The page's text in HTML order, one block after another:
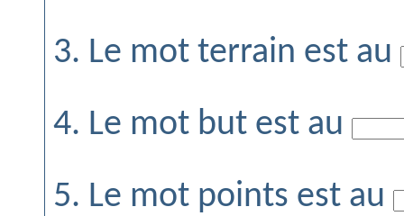
3. Le mot terrain est au
4. Le mot but est au
5. Le mot points est au